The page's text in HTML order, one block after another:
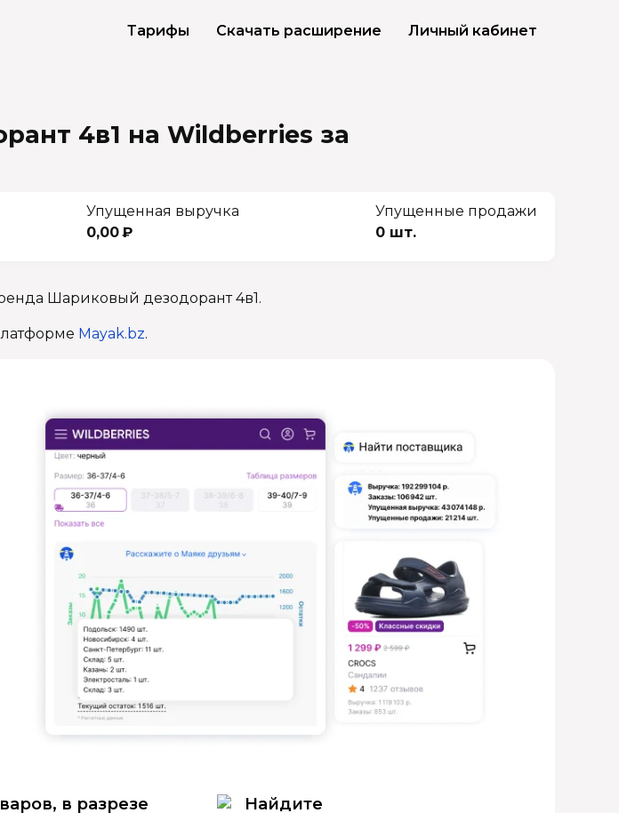
Тарифы Скачать расширение Личный кабинет
4в1 на Wildberries за
Упущенная выручка
0,00 ₽
Упущенные продажи
0 шт.
Шариковый дезодорант 4в1.
Mayak.bz.
в разрезе
Найдите